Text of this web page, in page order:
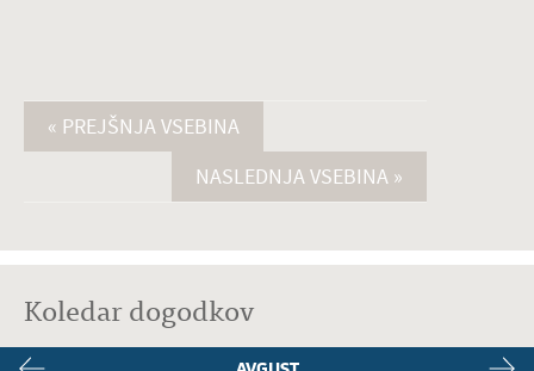
« PREJŠNJA VSEBINA
NASLEDNJA VSEBINA »
Koledar dogodkov